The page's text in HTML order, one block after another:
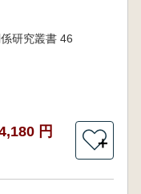
研究叢書 46
円
＋